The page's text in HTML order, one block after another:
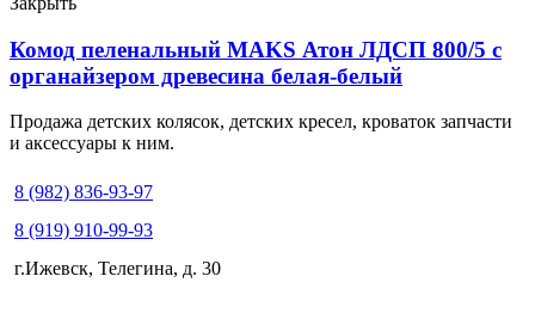
Комод пеленальный MAKS Атон ЛДСП 800/5 с
органайзером древесина белая-белый
Продажа детских колясок, детских кресел, кроваток запчасти
и аксессуары к ним.
8 (982) 836-93-97
8 (919) 910-99-93
г.Ижевск, Телегина, д. 30